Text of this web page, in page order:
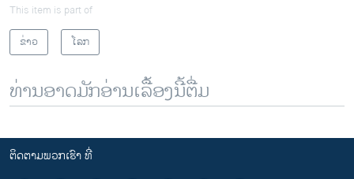
This item is part of
ຂ່າວ
ໂລກ
ທ່ານອາດມັກອ່ານເລື້ອງນີ້ຕື່ມ
ຕິດຕາມພວກເຮົາ ທີ່